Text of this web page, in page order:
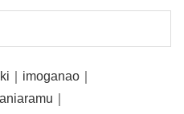
｜imoganao｜
｜